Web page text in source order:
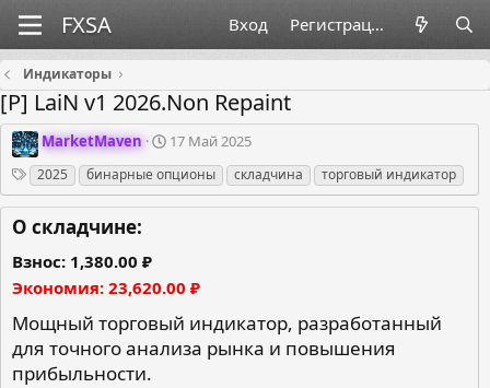
Вход Регистрация
Индикаторы
[Р] LaiN v1 2026.Non Repaint
О
г
а
н
и
з
т
о
MarketMaven
Д
т
а
а
н
я
17 Май 2025
Теги
2025 бинарные опционы складчина торговый индикатор
О складчине:
Взнос 1,380.00 ₽
Экономия 23,620.00 ₽
Мощный торговый индикатор, разработанный
для точного анализа рынка и повышения
прибыльности.